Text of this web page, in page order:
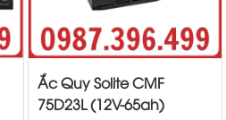
Ắc Quy Solite CMF
75D23L (12V-65ah)